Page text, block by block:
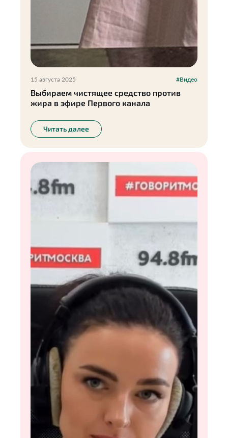
15 августа 2025 #Видео
Выбираем чистящее средство против
жира в эфире Первого канала
Читать далее